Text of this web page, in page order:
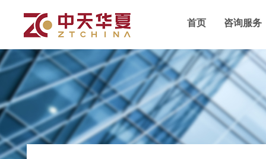
首页 咨询服务